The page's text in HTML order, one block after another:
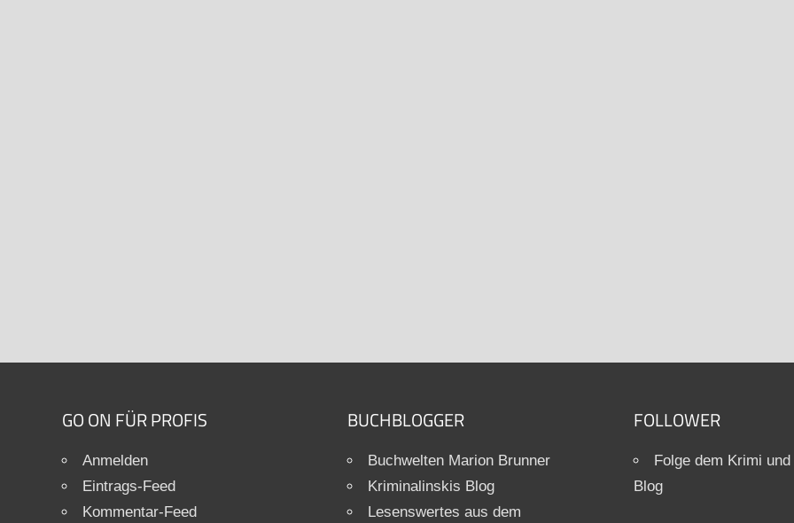
GO ON FÜR PROFIS
Anmelden
Eintrags-Feed
Kommentar-Feed
BUCHBLOGGER
Buchwelten Marion Brunner
Kriminalinskis Blog
Lesenswertes aus dem
FOLLOWER
Folge dem Krimi und
Blog